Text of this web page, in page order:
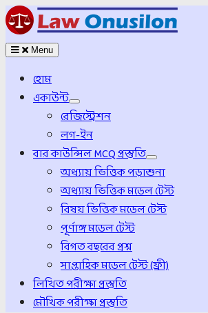
Menu
হোম
একাউন্ট
রেজিস্ট্রেশন
লগ-ইন
বার কাউন্সিল MCQ প্রস্তুতি
অধ্যায় ভিত্তিক পড়াশুনা
অধ্যায় ভিত্তিক মডেল টেস্ট
বিষয় ভিত্তিক মডেল টেস্ট
পূর্ণাঙ্গ মডেল টেস্ট
বিগত বছরের প্রশ্ন
সাপ্তাহিক মডেল টেস্ট (ফ্রী)
লিখিত পরীক্ষা প্রস্তুতি
মৌখিক পরীক্ষা প্রস্তুতি